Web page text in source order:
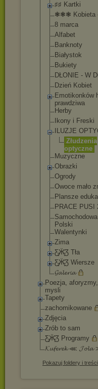
♯♯ Kartki
❃❃❃ Kobieta
8 marca
Alfabet
Banknoty
Białystok
Bukiety
DŁONIE - W
Dzień Kobiet
Emotikonków
prawdziwa
Herby
Ikony i Freski
ILUZJE
Złudzenia
optyczne
Muzyczne
Obrazki
Ogrody
Owoce mało
Plansze
PRACE PUSI
Polski
Walentynki
Zima
Ƹ̵̡Ӝ̵̨̄Ʒ Tła
Ƹ̵̡Ӝ̵̨̄Ʒ Wiersze
𝓖𝓪𝓵𝓮𝓻𝓲𝓪
Poezja,
mysli
Tapety
zachomikowane
Zdjęcia
Zrób to sam
Ƹ̵̡Ӝ̵̨̄Ʒ Programy
𝓚𝓾𝓯𝓮𝓻𝓮𝓴 ⋘
Pokazuj foldery i treści